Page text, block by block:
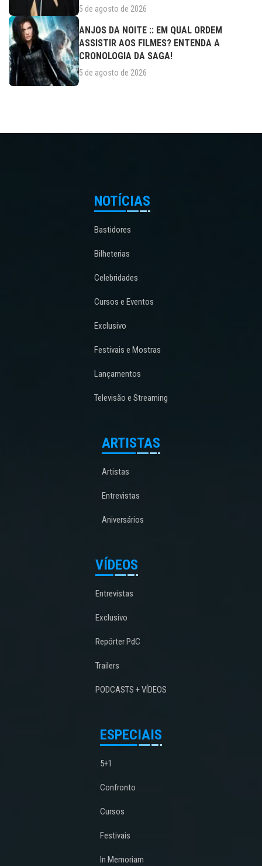
5 de agosto de 2026
ANJOS DA NOITE :: EM QUAL ORDEM
ASSISTIR AOS FILMES? ENTENDA A
CRONOLOGIA DA SAGA!
5 de agosto de 2026
NOTÍCIAS
Bastidores
Bilheterias
Celebridades
Cursos e Eventos
Exclusivo
Festivais e Mostras
Lançamentos
Televisão e Streaming
ARTISTAS
Artistas
Entrevistas
Aniversários
VÍDEOS
Entrevistas
Exclusivo
Repórter PdC
Trailers
PODCASTS + VÍDEOS
ESPECIAIS
5+1
Confronto
Cursos
Festivais
In Memoriam